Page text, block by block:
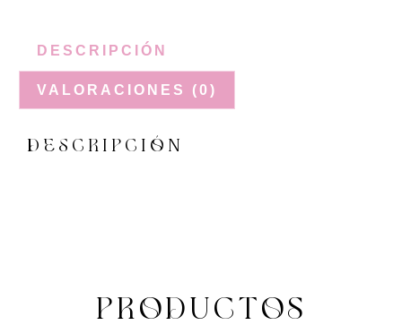
DESCRIPCIÓN
VALORACIONES (0)
DESCRIPCIÓN
PRODUCTOS